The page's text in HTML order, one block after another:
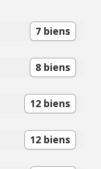
7 biens
8 biens
12 biens
12 biens